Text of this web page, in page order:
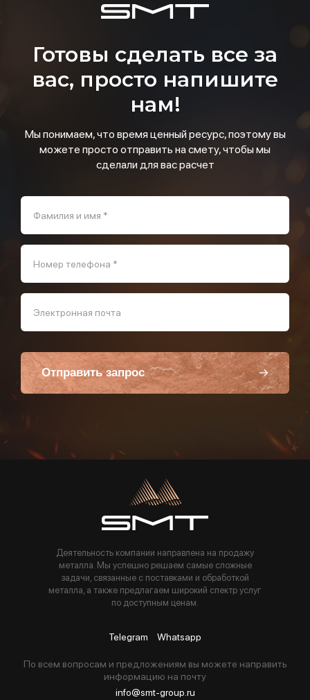
Готовы сделать все за
вас, просто напишите
нам!
Мы понимаем, что время ценный ресурс, поэтому вы
можете просто отправить на смету, чтобы мы
сделали для вас расчет
Фамилия и имя *
Номер телефона *
Электронная почта
Отправить запрос
Пользуясь данной формой вы соглашаетесь с политикой компании
Деятельность компании направлена на продажу
металла. Мы успешно решаем самые сложные
задачи, связанные с поставками и обработкой
металла, а также предлагаем широкий спектр услуг
по доступным ценам.
Telegram Whatsapp
По всем вопросам и предложениям вы можете направить
информацию на почту
info@smt-group.ru